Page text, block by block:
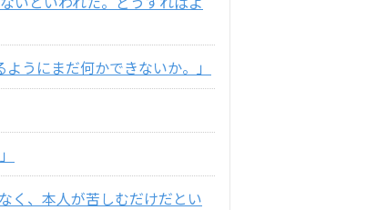
うにまだ何かできないか。」
く、本人が苦しむだけだとい